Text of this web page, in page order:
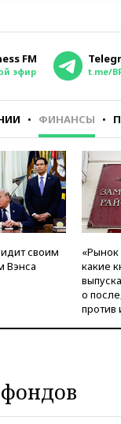
FM
эфир t.me/
ФИНАНСЫ
своим
Вэнса
какие
о
против